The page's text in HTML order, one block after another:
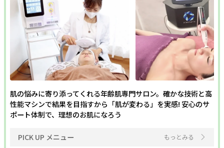
肌の悩みに寄り添ってくれる年齢肌専門サロン。確かな技術と高
性能マシンで結果を目指すから「肌が変わる」を実感! 安心のサ
ポート体制で、理想のお肌になろう
PICK UP メニュー もっとみる